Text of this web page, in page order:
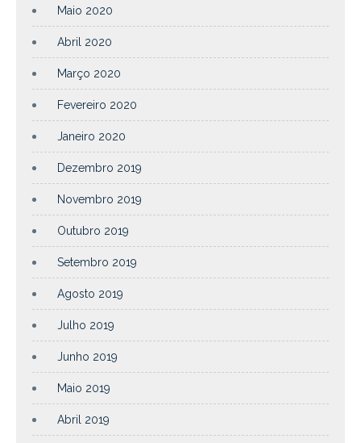
Maio 2020
Abril 2020
Março 2020
Fevereiro 2020
Janeiro 2020
Dezembro 2019
Novembro 2019
Outubro 2019
Setembro 2019
Agosto 2019
Julho 2019
Junho 2019
Maio 2019
Abril 2019